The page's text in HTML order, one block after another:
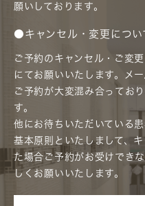
願いしております。
●キャンセル・変更につい
ご予約のキャンセル・ご変
にてお願いいたします。メ
ご予約が大変混み合ってお
す。
他にお待ちいただいている
基本原則といたしまして、
た場合ご予約がお受けでき
しくお願いいたします。